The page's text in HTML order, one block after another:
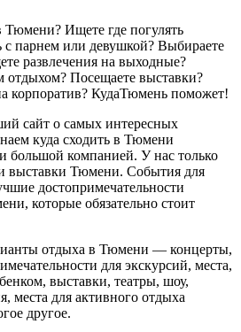
Тюмени? Ищете где погулять
с парнем или девушкой? Выбираете
развлечения на выходные?
отдыхом? Посещаете выставки?
корпоратив? КудаТюмень поможет!
сайт о самых интересных
куда сходить в Тюмени
большой компанией. У нас только
выставки Тюмени. События для
достопримечательности
которые обязательно стоит
отдыха в Тюмени — концерты,
для экскурсий, места,
выставки, театры, шоу,
места для активного отдыха
другое.